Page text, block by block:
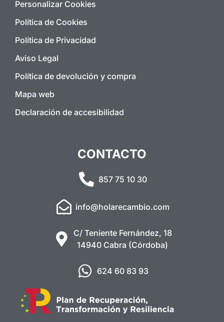
Personalizar Cookies
Política de Cookies
Política de Privacidad
Aviso Legal
Política de devolución y compra
Mapa web
Declaración de accesibilidad
CONTACTO
857 75 10 30
info@holarecambio.com
C/ Teniente Fernández, 18
14940 Cabra (Córdoba)
624 60 83 93